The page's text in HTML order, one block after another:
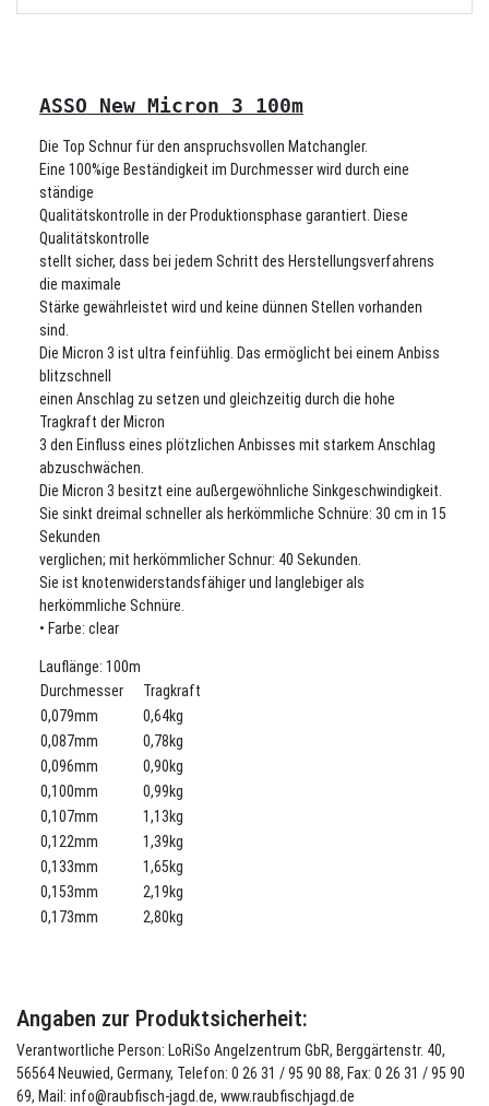
ASSO New Micron 3 100m
Die Top Schnur für den anspruchsvollen Matchangler.
Eine 100%ige Beständigkeit im Durchmesser wird durch eine
ständige
Qualitätskontrolle in der Produktionsphase garantiert. Diese
Qualitätskontrolle
stellt sicher, dass bei jedem Schritt des Herstellungsverfahrens
die maximale
Stärke gewährleistet wird und keine dünnen Stellen vorhanden
sind.
Die Micron 3 ist ultra feinfühlig. Das ermöglicht bei einem Anbiss
blitzschnell
einen Anschlag zu setzen und gleichzeitig durch die hohe
Tragkraft der Micron
3 den Einfluss eines plötzlichen Anbisses mit starkem Anschlag
abzuschwächen.
Die Micron 3 besitzt eine außergewöhnliche Sinkgeschwindigkeit.
Sie sinkt dreimal schneller als herkömmliche Schnüre: 30 cm in 15
Sekunden
verglichen; mit herkömmlicher Schnur: 40 Sekunden.
Sie ist knotenwiderstandsfähiger und langlebiger als
herkömmliche Schnüre.
• Farbe: clear
Lauflänge: 100m
Durchmesser
Tragkraft
0,079mm
0,64kg
0,087mm
0,78kg
0,096mm
0,90kg
0,100mm
0,99kg
0,107mm
1,13kg
0,122mm
1,39kg
0,133mm
1,65kg
0,153mm
2,19kg
0,173mm
2,80kg
Angaben zur Produktsicherheit:
Verantwortliche Person: LoRiSo Angelzentrum GbR, Berggärtenstr. 40,
56564 Neuwied, Germany, Telefon: 0 26 31 / 95 90 88, Fax: 0 26 31 / 95 90
69, Mail: info@raubfisch-jagd.de, www.raubfischjagd.de